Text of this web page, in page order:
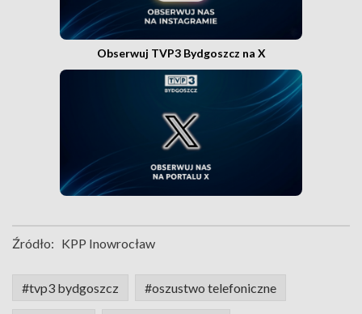
Obserwuj TVP3 Bydgoszcz na X
Źródło: KPP Inowrocław
#tvp3 bydgoszcz #oszustwo telefoniczne